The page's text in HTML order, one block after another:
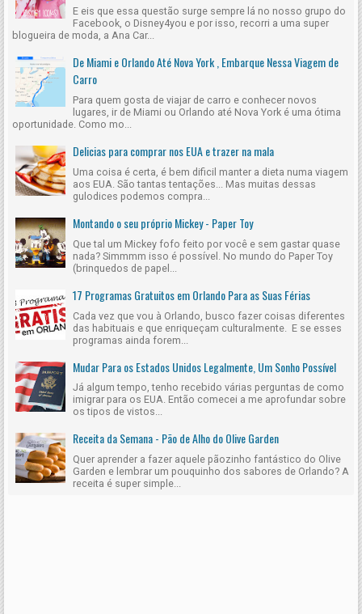
E eis que essa questão surge sempre lá no nosso grupo do
Facebook, o Disney4you e por isso, recorri a uma super
blogueira de moda, a Ana Car...
De Miami e Orlando Até Nova York , Embarque Nessa Viagem de
Carro
Para quem gosta de viajar de carro e conhecer novos
lugares, ir de Miami ou Orlando até Nova York é uma ótima
oportunidade. Como mo...
Delicias para comprar nos EUA e trazer na mala
Uma coisa é certa, é bem dificil manter a dieta numa viagem
aos EUA. São tantas tentações... Mas muitas dessas
gulodices podemos compra...
Montando o seu próprio Mickey - Paper Toy
Que tal um Mickey fofo feito por você e sem gastar quase
nada? Simmmm isso é possível. No mundo do Paper Toy
(brinquedos de papel...
17 Programas Gratuitos em Orlando Para as Suas Férias
Cada vez que vou à Orlando, busco fazer coisas diferentes
das habituais e que enriqueçam culturalmente. E se esses
programas ainda forem...
Mudar Para os Estados Unidos Legalmente, Um Sonho Possível
Já algum tempo, tenho recebido várias perguntas de como
imigrar para os EUA. Então comecei a me aprofundar sobre
os tipos de vistos...
Receita da Semana - Pão de Alho do Olive Garden
Quer aprender a fazer aquele pãozinho fantástico do Olive
Garden e lembrar um pouquinho dos sabores de Orlando? A
receita é super simple...